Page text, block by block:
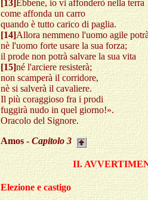
[13]Ebbene, io vi affonderò nella terra
come affonda un carro
quando è tutto carico di paglia.
[14]Allora nemmeno l'uomo agile
nè l'uomo forte usare la sua forza;
il prode non potrà salvare la sua vita
[15]né l'arciere resisterà;
non scamperà il corridore,
nè si salverà il cavaliere.
Il più coraggioso fra i prodi
fuggirà nudo in quel giorno!».
Oracolo del Signore.
Amos - Capitolo3
II.
Elezione e castigo